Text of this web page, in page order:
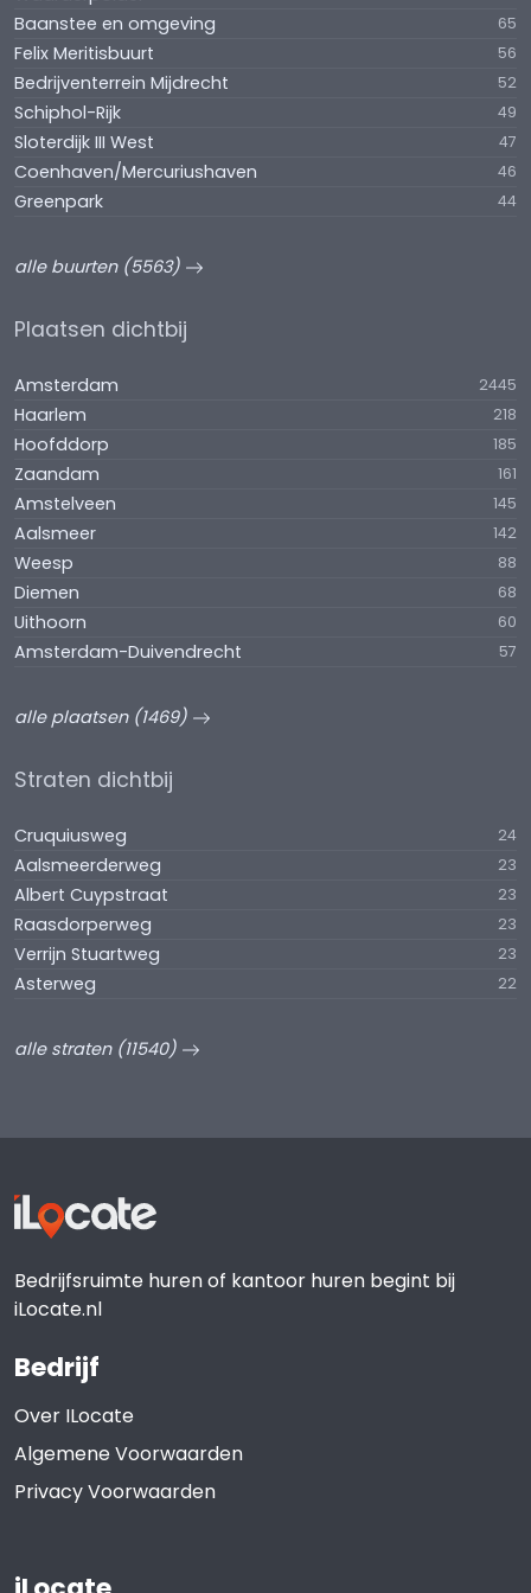
zorgvuldigheid samengesteld. Onzerzijds wordt
echter geen enkele aansprakelijkheid aanvaard
voor enige onvolledigheid, onjuistheid of
anderszins, dan wel de gevolgen daarvan. Alle
opgegeven maten en oppervlakten zijn indicatief.
Van toepassing zijn de NVM voorwaarden.
Baanstee en omgeving 65
Felix Meritisbuurt 56
Bedrijventerrein Mijdrecht 52
Schiphol-Rijk 49
Sloterdijk III West 47
Coenhaven/Mercuriushaven 46
Greenpark 44
alle buurten (5563)
Plaatsen dichtbij
Amsterdam 2445
Haarlem 218
Hoofddorp 185
Zaandam 161
Amstelveen 145
Aalsmeer 142
Weesp 88
Diemen 68
Uithoorn 60
Amsterdam-Duivendrecht 57
alle plaatsen (1469)
Straten dichtbij
Cruquiusweg 24
Aalsmeerderweg 23
Albert Cuypstraat 23
Raasdorperweg 23
Verrijn Stuartweg 23
Asterweg 22
alle straten (11540)
Bedrijfsruimte huren of kantoor huren begint bij
iLocate.nl
Bedrijf
Over ILocate
Algemene Voorwaarden
Privacy Voorwaarden